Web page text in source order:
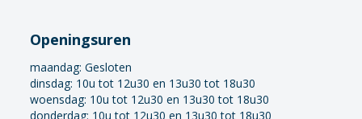
Openingsuren
maandag:Gesloten
dinsdag: 10u tot 12u30 en 13u30 tot 18u30
woensdag: 10u tot 12u30 en 13u30 tot 18u30
donderdag: 10u tot 12u30 en 13u30 tot 18u30